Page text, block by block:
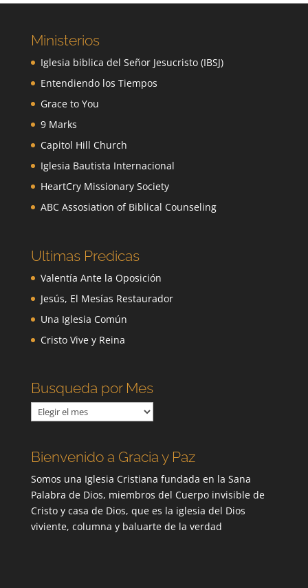
Ministerios
Iglesia biblica del Señor Jesucristo (IBSJ)
Entendiendo los Tiempos
Grace to You
9 Marks
Capitol Hill Church
Iglesia Bautista Internacional
HeartCry Missionary Society
ABC Assosiation of Biblical Counseling
Ultimas Predicas
Valentía Ante la Oposición
Jesús, El Mesías Restaurador
Una Iglesia Común
Cristo Vive y Reina
Busqueda por Mes
Busqueda
por
Bienvenido a Gracia y Paz
Somos una Iglesia Cristiana fundada en la Sana
Palabra de Dios, miembros del Cuerpo invisible de
Cristo y casa de Dios, que es la iglesia del Dios
viviente, columna y baluarte de la verdad